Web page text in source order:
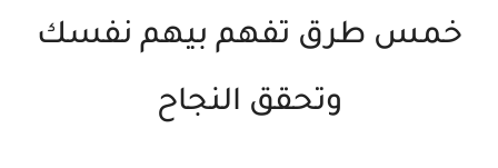
خمس طرق تفهم بيهم نفسك
وتحقق النجاح